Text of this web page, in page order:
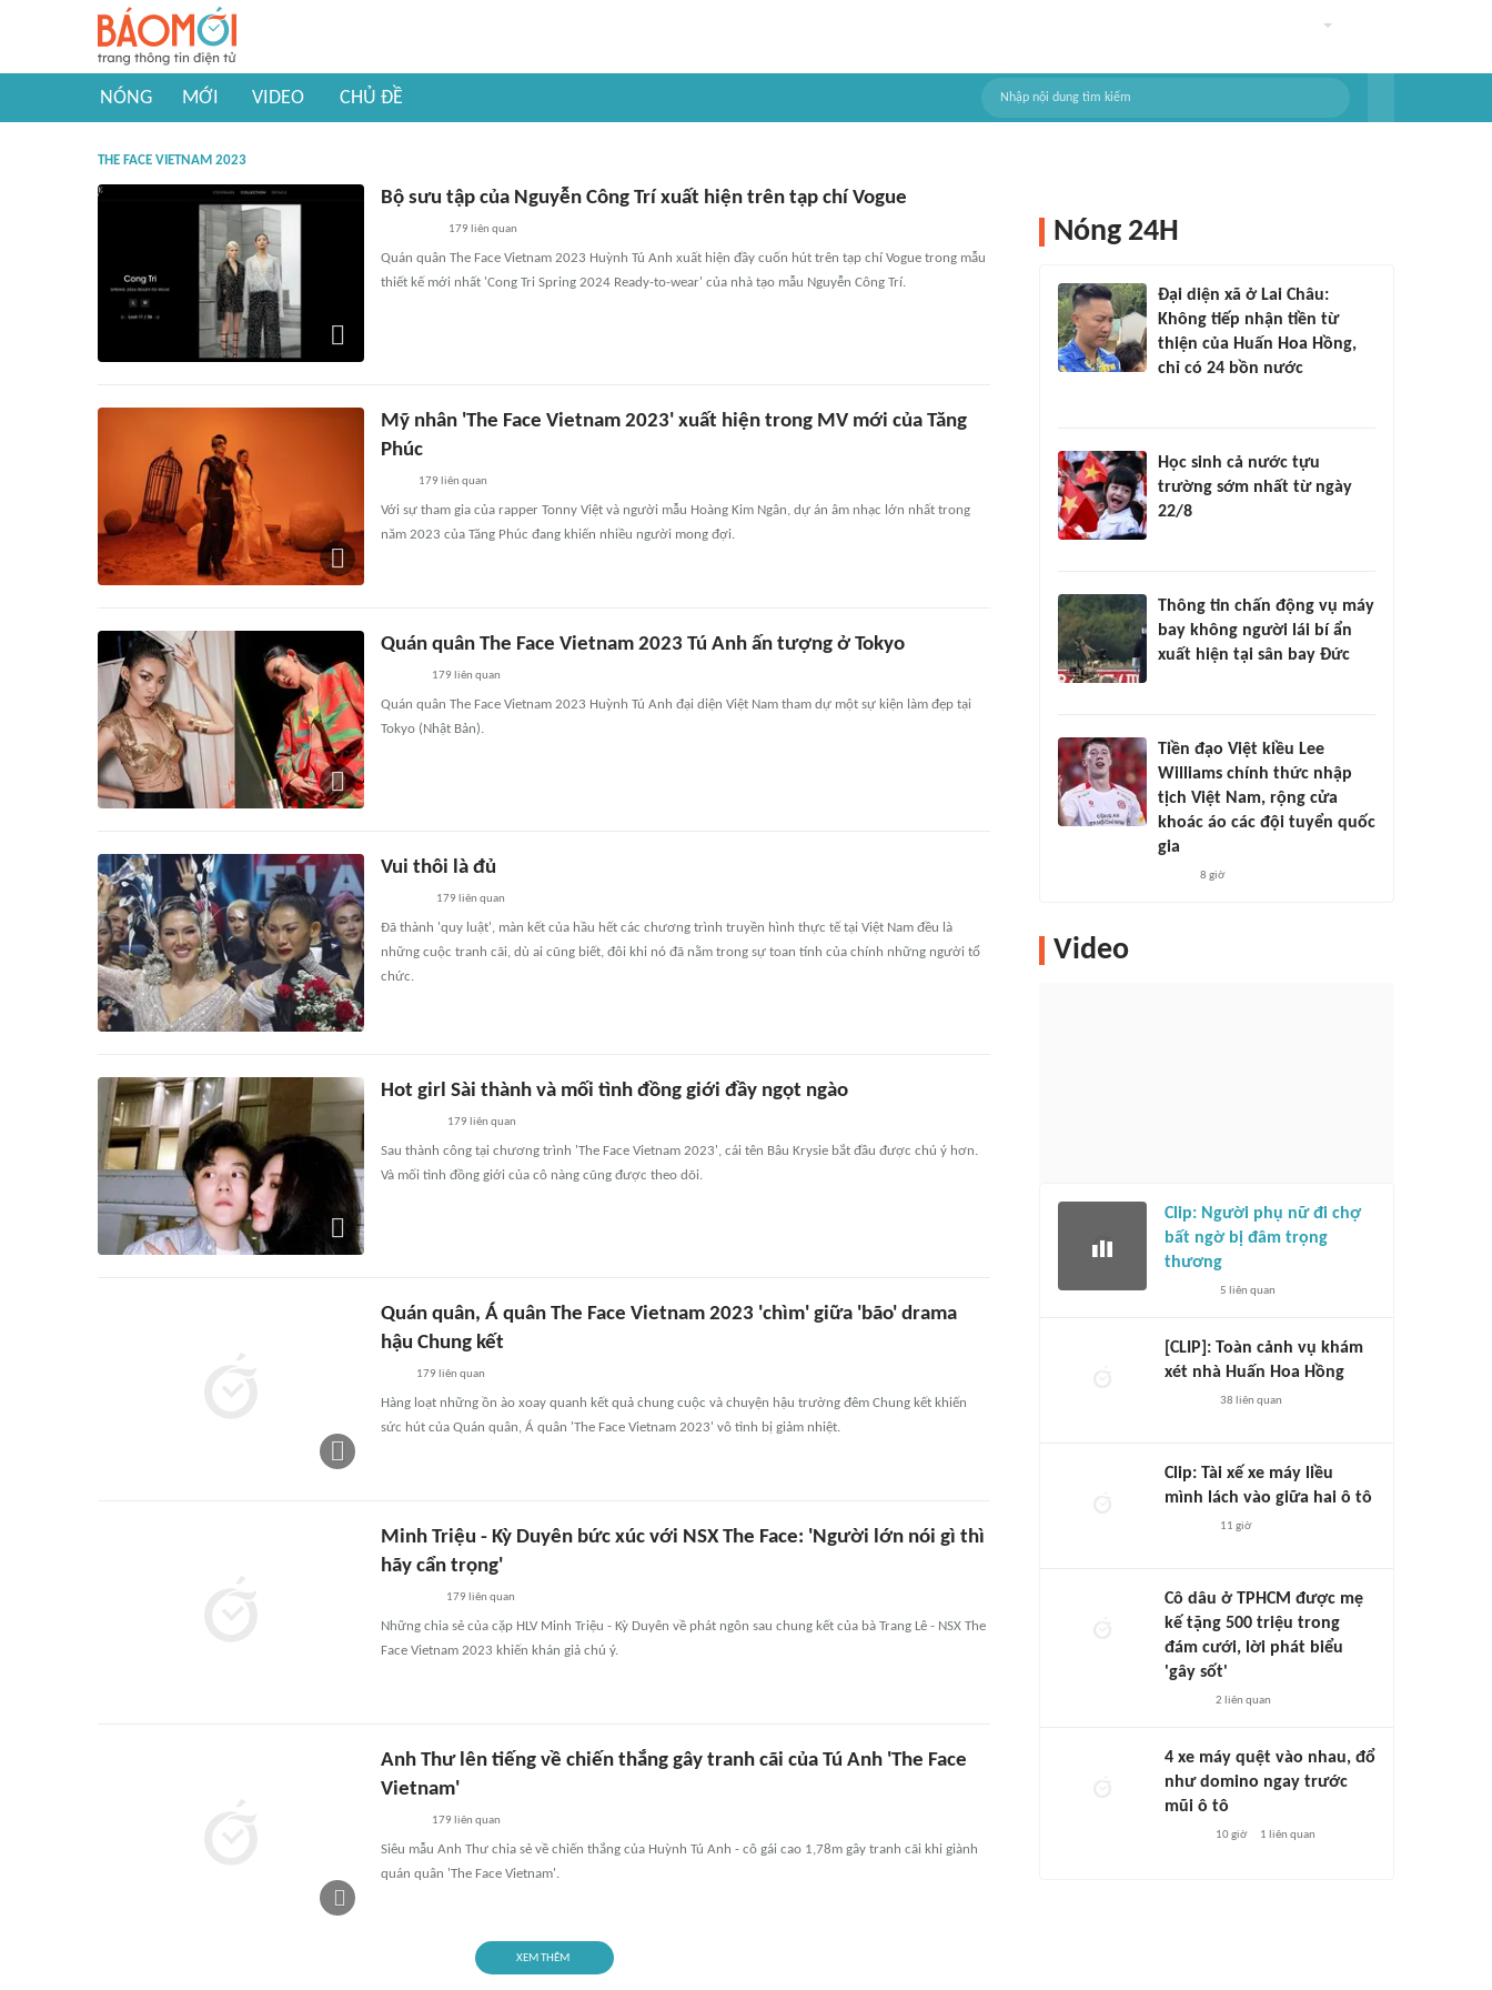
NÓNG MỚI VIDEO CHỦ ĐỀ
THE FACE VIETNAM 2023
Bộ sưu tập của Nguyễn Công Trí xuất hiện trên tạp chí Vogue
179 liên quan
Quán quân The Face Vietnam 2023 Huỳnh Tú Anh xuất hiện đầy cuốn hút trên tạp chí Vogue trong mẫu
thiết kế mới nhất 'Cong Tri Spring 2024 Ready-to-wear' của nhà tạo mẫu Nguyễn Công Trí.
Mỹ nhân 'The Face Vietnam 2023' xuất hiện trong MV mới của Tăng
Phúc
179 liên quan
Với sự tham gia của rapper Tonny Việt và người mẫu Hoàng Kim Ngân, dự án âm nhạc lớn nhất trong
năm 2023 của Tăng Phúc đang khiến nhiều người mong đợi.
Quán quân The Face Vietnam 2023 Tú Anh ấn tượng ở Tokyo
179 liên quan
Quán quân The Face Vietnam 2023 Huỳnh Tú Anh đại diện Việt Nam tham dự một sự kiện làm đẹp tại
Tokyo (Nhật Bản).
Vui thôi là đủ
179 liên quan
Đã thành 'quy luật', màn kết của hầu hết các chương trình truyền hình thực tế tại Việt Nam đều là
những cuộc tranh cãi, dù ai cũng biết, đôi khi nó đã nằm trong sự toan tính của chính những người tổ
chức.
Hot girl Sài thành và mối tình đồng giới đầy ngọt ngào
179 liên quan
Sau thành công tại chương trình 'The Face Vietnam 2023', cái tên Bâu Krysie bắt đầu được chú ý hơn.
Và mối tình đồng giới của cô nàng cũng được theo dõi.
Quán quân, Á quân The Face Vietnam 2023 'chìm' giữa 'bão' drama
hậu Chung kết
179 liên quan
Hàng loạt những ồn ào xoay quanh kết quả chung cuộc và chuyện hậu trường đêm Chung kết khiến
sức hút của Quán quân, Á quân 'The Face Vietnam 2023' vô tình bị giảm nhiệt.
Minh Triệu - Kỳ Duyên bức xúc với NSX The Face: 'Người lớn nói gì thì
hãy cẩn trọng'
179 liên quan
Những chia sẻ của cặp HLV Minh Triệu - Kỳ Duyên về phát ngôn sau chung kết của bà Trang Lê - NSX The
Face Vietnam 2023 khiến khán giả chú ý.
Anh Thư lên tiếng về chiến thắng gây tranh cãi của Tú Anh 'The Face
Vietnam'
179 liên quan
Siêu mẫu Anh Thư chia sẻ về chiến thắng của Huỳnh Tú Anh - cô gái cao 1,78m gây tranh cãi khi giành
quán quân 'The Face Vietnam'.
XEM THÊM
Nóng 24H
Đại diện xã ở Lai Châu:
Không tiếp nhận tiền từ
thiện của Huấn Hoa Hồng,
chỉ có 24 bồn nước
Học sinh cả nước tựu
trường sớm nhất từ ngày
22/8
Thông tin chấn động vụ máy
bay không người lái bí ẩn
xuất hiện tại sân bay Đức
Tiền đạo Việt kiều Lee
Williams chính thức nhập
tịch Việt Nam, rộng cửa
khoác áo các đội tuyển quốc
gia
8 giờ
Video
Clip: Người phụ nữ đi chợ
bất ngờ bị đâm trọng
thương
5 liên quan
[CLIP]: Toàn cảnh vụ khám
xét nhà Huấn Hoa Hồng
38 liên quan
Clip: Tài xế xe máy liều
mình lách vào giữa hai ô tô
11 giờ
Cô dâu ở TPHCM được mẹ
kế tặng 500 triệu trong
đám cưới, lời phát biểu
'gây sốt'
2 liên quan
4 xe máy quệt vào nhau, đổ
như domino ngay trước
mũi ô tô
10 giờ 1 liên quan